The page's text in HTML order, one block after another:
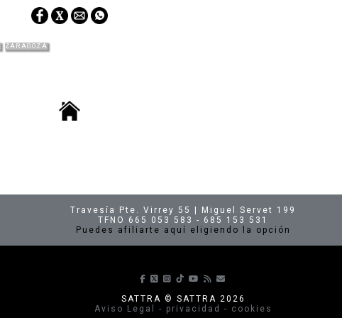
ZARAGOZA
Travesía Pte. Virrey 55 | Miguel Servet 199
TFNO 665 053 583 - 685 153 531
Puedes afiliarte aquí eligiendo la opción
Síguenos en Facebook
Síguenos en X
Síguenos en Instagram
Síguenos en TikTok
Síguenos en Youtube
Suscríbete a nuestras
SATTRA © SATTRA 2026
Aviso Legal - privacidad - cookies